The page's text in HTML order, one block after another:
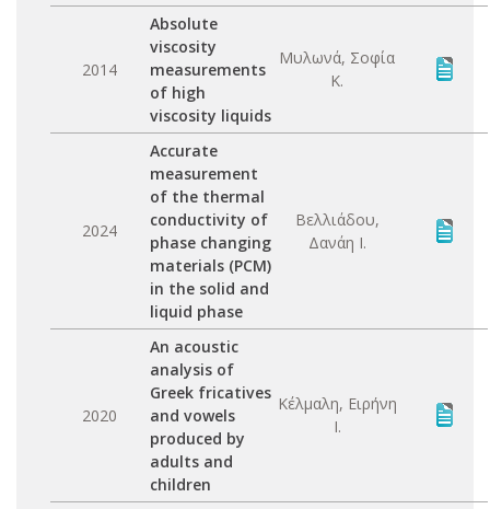
2014
Absolute
viscosity
measurements
of high
viscosity liquids
Μυλωνά, Σοφία
Κ.
2024
Accurate
measurement
of the thermal
conductivity of
phase changing
materials (PCM)
in the solid and
liquid phase
Βελλιάδου,
Δανάη Ι.
2020
An acoustic
analysis of
Greek fricatives
and vowels
produced by
adults and
children
Κέλμαλη, Ειρήνη
Ι.